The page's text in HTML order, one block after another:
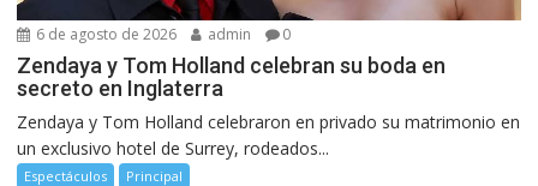
6 de agosto de 2026 admin 0
Zendaya y Tom Holland celebran su boda en
secreto en Inglaterra
Zendaya y Tom Holland celebraron en privado su matrimonio en
un exclusivo hotel de Surrey, rodeados...
Espectáculos Principal